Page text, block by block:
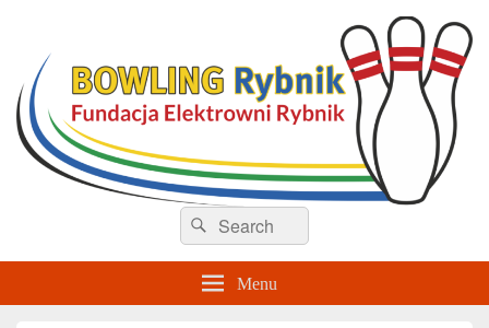
Sekcja Bowlingu – Rybnik
Search
for:
Search
Menu